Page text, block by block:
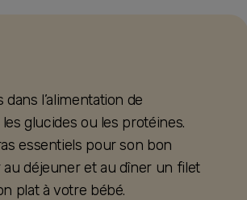
l’alimentation de
glucides ou les protéines.
essentiels pour son bon
au déjeuner et au dîner un filet
plat à votre bébé.